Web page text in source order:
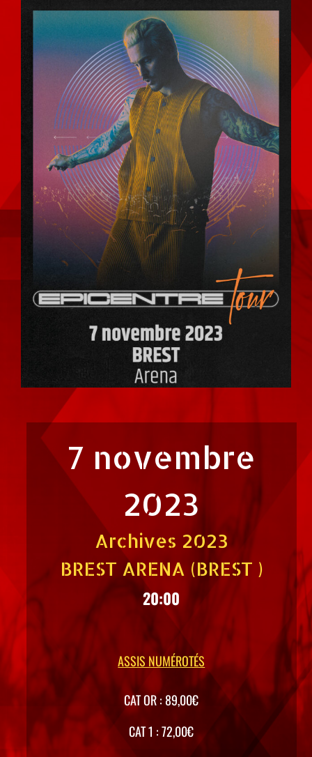
7 novembre
2023
Archives 2023
BREST ARENA (BREST )
20:00
ASSIS NUMÉROTÉS
CAT OR : 89,00€
CAT 1 : 72,00€